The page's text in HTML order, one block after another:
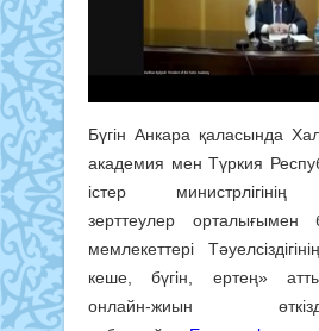
Бүгін Анкара қаласында
академия мен Түркия
істер министрлігінің
зерттеулер орталығымен
мемлекеттері
кеше, бүгін, ертең»
онлайн-жиын